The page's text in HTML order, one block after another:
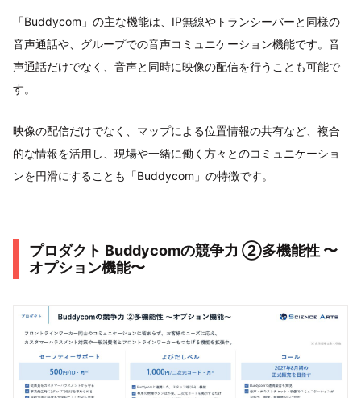
「Buddycom」の主な機能は、IP無線やトランシーバーと同様の
音声通話や、グループでの音声コミュニケーション機能です。音
声通話だけでなく、音声と同時に映像の配信を行うことも可能で
す。
映像の配信だけでなく、マップによる位置情報の共有など、複合
的な情報を活用し、現場や一緒に働く方々とのコミュニケーショ
ンを円滑にすることも「Buddycom」の特徴です。
プロダクト Buddycomの競争力 ②多機能性 〜
オプション機能〜